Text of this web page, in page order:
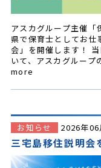
アスカグループ主催「
県で保育士としてお
会」を開催します！
いて、アスカグルー
more
お知らせ 2026年06
三宅島移住説明会